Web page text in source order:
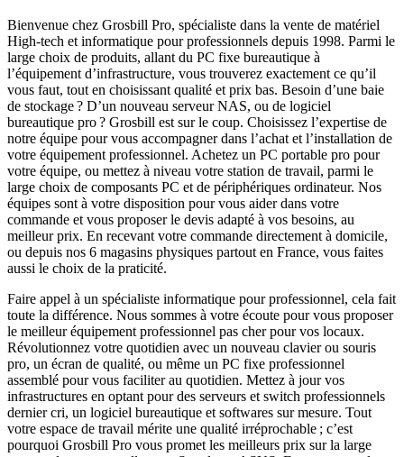
Bienvenue chez Grosbill Pro, spécialiste dans la vente de matériel
High-tech et informatique pour professionnels depuis 1998. Parmi le
large choix de produits, allant du PC fixe bureautique à
l’équipement d’infrastructure, vous trouverez exactement ce qu’il
vous faut, tout en choisissant qualité et prix bas. Besoin d’une baie
de stockage ? D’un nouveau serveur NAS, ou de logiciel
bureautique pro ? Grosbill est sur le coup. Choisissez l’expertise de
notre équipe pour vous accompagner dans l’achat et l’installation de
votre équipement professionnel. Achetez un PC portable pro pour
votre équipe, ou mettez à niveau votre station de travail, parmi le
large choix de composants PC et de périphériques ordinateur. Nos
équipes sont à votre disposition pour vous aider dans votre
commande et vous proposer le devis adapté à vos besoins, au
meilleur prix. En recevant votre commande directement à domicile,
ou depuis nos 6 magasins physiques partout en France, vous faites
aussi le choix de la praticité.
Faire appel à un spécialiste informatique pour professionnel, cela fait
toute la différence. Nous sommes à votre écoute pour vous proposer
le meilleur équipement professionnel pas cher pour vos locaux.
Révolutionnez votre quotidien avec un nouveau clavier ou souris
pro, un écran de qualité, ou même un PC fixe professionnel
assemblé pour vous faciliter au quotidien. Mettez à jour vos
infrastructures en optant pour des serveurs et switch professionnels
dernier cri, un logiciel bureautique et softwares sur mesure. Tout
votre espace de travail mérite une qualité irréprochable ; c’est
pourquoi Grosbill Pro vous promet les meilleurs prix sur la large